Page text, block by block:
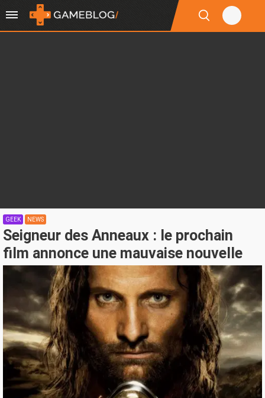
GEEK NEWS
Seigneur des Anneaux : le prochain
film annonce une mauvaise nouvelle